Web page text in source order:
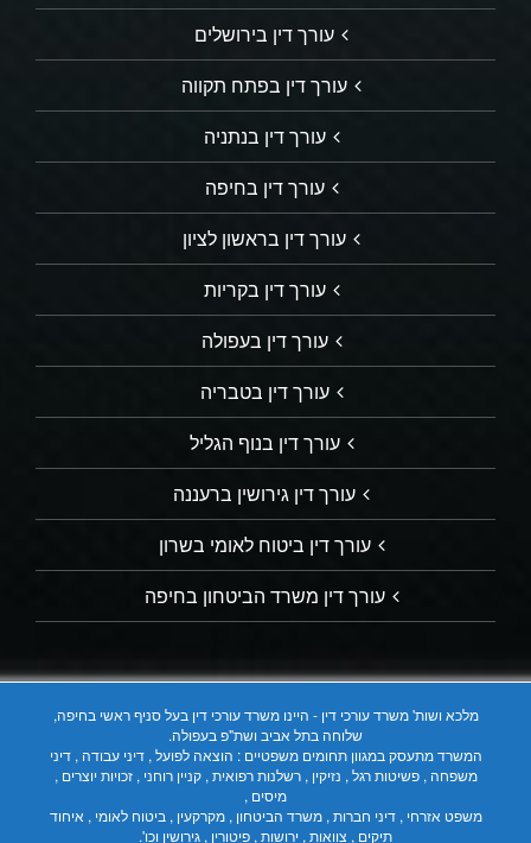
עורך דין בירושלים
עורך דין בפתח תקווה
עורך דין בנתניה
עורך דין בחיפה
עורך דין בראשון לציון
עורך דין בקריות
עורך דין בעפולה
עורך דין בטבריה
עורך דין בנוף הגליל
עורך דין גירושין ברעננה
עורך דין ביטוח לאומי בשרון
עורך דין משרד הביטחון בחיפה
מלכא ושות' משרד עורכי דין - היינו משרד עורכי דין בעל סניף ראשי בחיפה,
שלוחה בתל אביב ושת"פ בעפולה.
המשרד מתעסק במגוון תחומים משפטיים : הוצאה לפועל , דיני עבודה , דיני
משפחה , פשיטות רגל , נזיקין , רשלנות רפואית , קניין רוחני , זכויות יוצרים ,
מיסים ,
משפט אזרחי , דיני חברות , משרד הביטחון , מקרקעין , ביטוח לאומי , איחוד
תיקים , צוואות , ירושות , פיטורין , גירושין וכו'.